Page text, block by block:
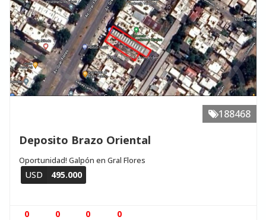
188468
Deposito Brazo Oriental
Oportunidad! Galpón en Gral Flores
USD 495.000
0 0 0 0